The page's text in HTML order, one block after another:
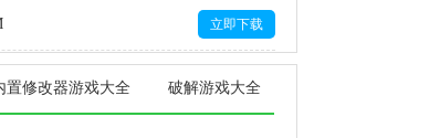
立即下载
置修改器游戏大全 破解游戏大全